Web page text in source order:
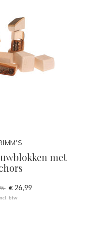
met
€ 26,99
Incl. btw